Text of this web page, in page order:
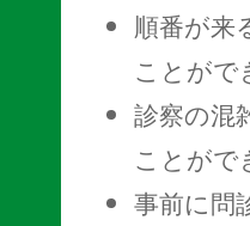
順番が来
ことがで
診察の混
ことがで
事前に問